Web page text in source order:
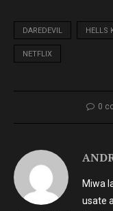
DAREDEVIL HELLS
NETFLIX
0
Miwa
usate